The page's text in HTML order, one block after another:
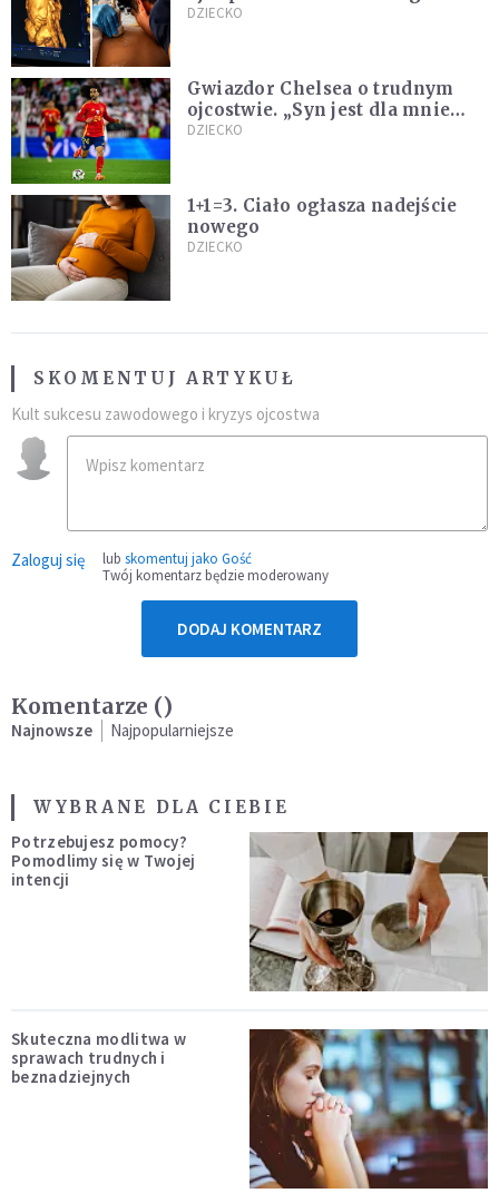
podbija sieć
DZIECKO
Gwiazdor Chelsea o trudnym
ojcostwie. „Syn jest dla mnie
ważniejszy niż sportowe trofea”
DZIECKO
1+1=3. Ciało ogłasza nadejście
nowego
DZIECKO
SKOMENTUJ ARTYKUŁ
Kult sukcesu zawodowego i kryzys ojcostwa
Zaloguj się lub skomentuj jako Gość
Twój komentarz będzie moderowany
DODAJ KOMENTARZ
Komentarze ()
Najnowsze Najpopularniejsze
WYBRANE DLA CIEBIE
Potrzebujesz pomocy?
Pomodlimy się w Twojej
intencji
Skuteczna modlitwa w
sprawach trudnych i
beznadziejnych